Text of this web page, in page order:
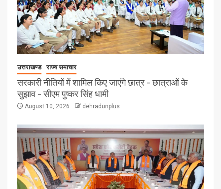
उत्तराखण्ड राज्य समाचार
सरकारी नीतियों में शामिल किए जाएंगे छात्र – छात्राओं के
सुझाव – सीएम पुष्कर सिंह धामी
August 10, 2026 dehradunplus